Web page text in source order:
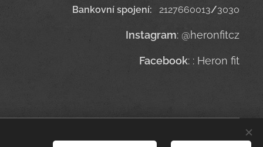
Bankovní spojení: 2127660013/3030
Instagram: @heronfitcz
Facebook: : Heron fit